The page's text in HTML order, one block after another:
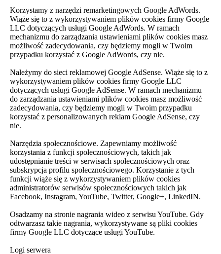
Korzystamy z narzędzi remarketingowych Google AdWords.
Wiąże się to z wykorzystywaniem plików cookies firmy Google
LLC dotyczących usługi Google AdWords. W ramach
mechanizmu do zarządzania ustawieniami plików cookies masz
możliwość zadecydowania, czy będziemy mogli w Twoim
przypadku korzystać z Google AdWords, czy nie.
Należymy do sieci reklamowej Google AdSense. Wiąże się to z
wykorzystywaniem plików cookies firmy Google LLC
dotyczących usługi Google AdSense. W ramach mechanizmu
do zarządzania ustawieniami plików cookies masz możliwość
zadecydowania, czy będziemy mogli w Twoim przypadku
korzystać z personalizowanych reklam Google AdSense, czy
nie.
Narzędzia społecznościowe. Zapewniamy możliwość
korzystania z funkcji społecznościowych, takich jak
udostępnianie treści w serwisach społecznościowych oraz
subskrypcja profilu społecznościowego. Korzystanie z tych
funkcji wiąże się z wykorzystywaniem plików cookies
administratorów serwisów społecznościowych takich jak
Facebook, Instagram, YouTube, Twitter, Google+, LinkedIN.
Osadzamy na stronie nagrania wideo z serwisu YouTube. Gdy
odtwarzasz takie nagrania, wykorzystywane są pliki cookies
firmy Google LLC dotyczące usługi YouTube.
Logi serwera